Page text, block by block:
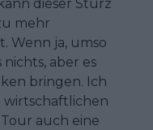
dieser Sturz
mehr
Wenn ja, umso
aber es
bringen. Ich
wirtschaftlichen
auch eine